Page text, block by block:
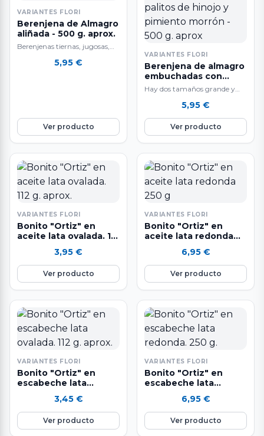
VARIANTES FLORI
Berenjena de Almagro
aliñada - 500 g. aprox.
Berenjenas tiernas, jugosas,
5,95 €
Ver producto
VARIANTES FLORI
Berenjena de almagro
embuchadas con
palitos de hinojo y
pimiento morrón - 500
Hay dos tamaños grande y
jugosas, sabrosísimas que se
deshacen en la…
5,95 €
Ver producto
VARIANTES FLORI
Bonito "Ortiz" en
aceite lata ovalada. 112
3,95 €
Ver producto
VARIANTES FLORI
Bonito "Ortiz" en
aceite lata redonda
6,95 €
Ver producto
VARIANTES FLORI
Bonito "Ortiz" en
escabeche lata
3,45 €
Ver producto
VARIANTES FLORI
Bonito "Ortiz" en
escabeche lata
6,95 €
Ver producto